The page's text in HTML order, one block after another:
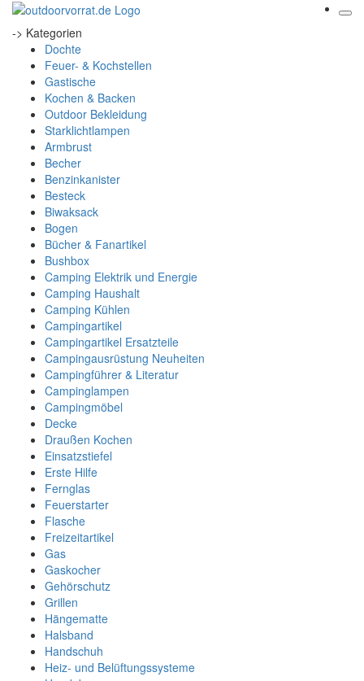
-> Kategorien
Dochte
Feuer- & Kochstellen
Gastische
Kochen & Backen
Outdoor Bekleidung
Starklichtlampen
Armbrust
Becher
Benzinkanister
Besteck
Biwaksack
Bogen
Bücher & Fanartikel
Bushbox
Camping Elektrik und Energie
Camping Haushalt
Camping Kühlen
Campingartikel
Campingartikel Ersatzteile
Campingausrüstung Neuheiten
Campingführer & Literatur
Campinglampen
Campingmöbel
Decke
Draußen Kochen
Einsatzstiefel
Erste Hilfe
Fernglas
Feuerstarter
Flasche
Freizeitartikel
Gas
Gaskocher
Gehörschutz
Grillen
Hängematte
Halsband
Handschuh
Heiz- und Belüftungssysteme